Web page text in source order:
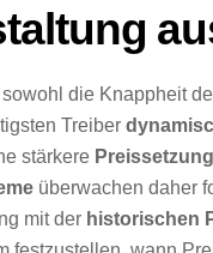
sowohl die Knappheit
Treiber
stärkere
überwachen daher
mit der historischen